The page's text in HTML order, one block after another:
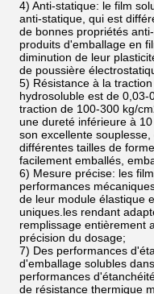
4) Anti-statique: le film
anti-statique, qui est
de bonnes propriétés
produits d'emballage en
diminution de leur
de poussière
5) Résistance à la
hydrosoluble est de
traction de 100-300 kg/
une dureté inférieure à
son excellente
différentes tailles de
facilement emballés,
6) Mesure précise: les
performances
de leur module élastique
uniques.les rendant
remplissage entièrement
précision du dosage;
7) Des performances
d'emballage solubles
performances
de résistance thermique